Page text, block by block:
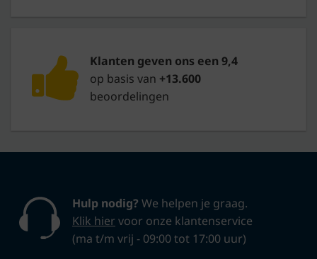
Klanten geven ons een 9,4
op basis van +13.600
beoordelingen
Hulp nodig? We helpen je graag.
Klik hier voor onze klantenservice
(ma t/m vrij - 09:00 tot 17:00 uur)